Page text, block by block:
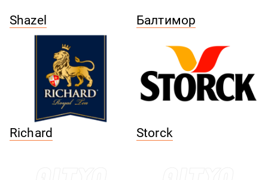
Shazel Балтимор
Richard Storck